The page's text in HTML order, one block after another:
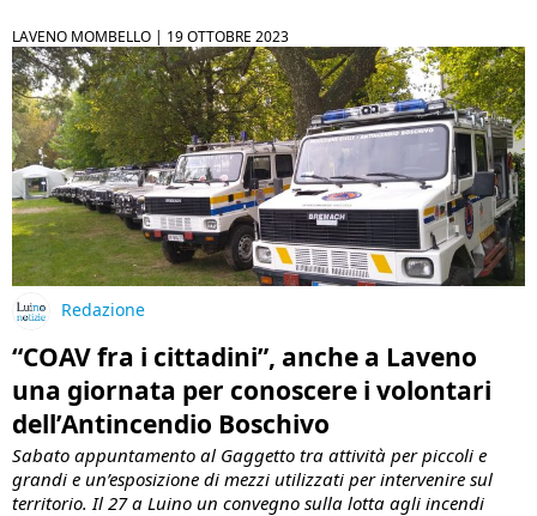
LAVENO MOMBELLO | 19 OTTOBRE 2023
Redazione
“COAV fra i cittadini”, anche a Laveno
una giornata per conoscere i volontari
dell’Antincendio Boschivo
Sabato appuntamento al Gaggetto tra attività per piccoli e
grandi e un’esposizione di mezzi utilizzati per intervenire sul
territorio. Il 27 a Luino un convegno sulla lotta agli incendi